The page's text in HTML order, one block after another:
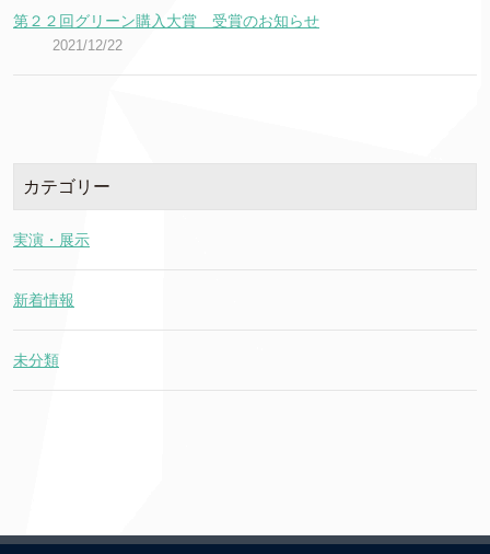
第２２回グリーン購入大賞 受賞のお知らせ
2021/12/22
カテゴリー
実演・展示
新着情報
未分類